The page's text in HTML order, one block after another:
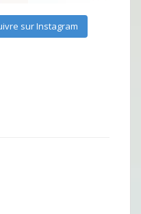
sur Instagram